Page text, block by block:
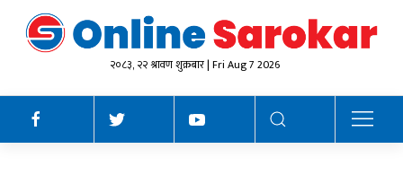
२०८३, २२ श्रावण शुक्रबार | Fri Aug 7 2026